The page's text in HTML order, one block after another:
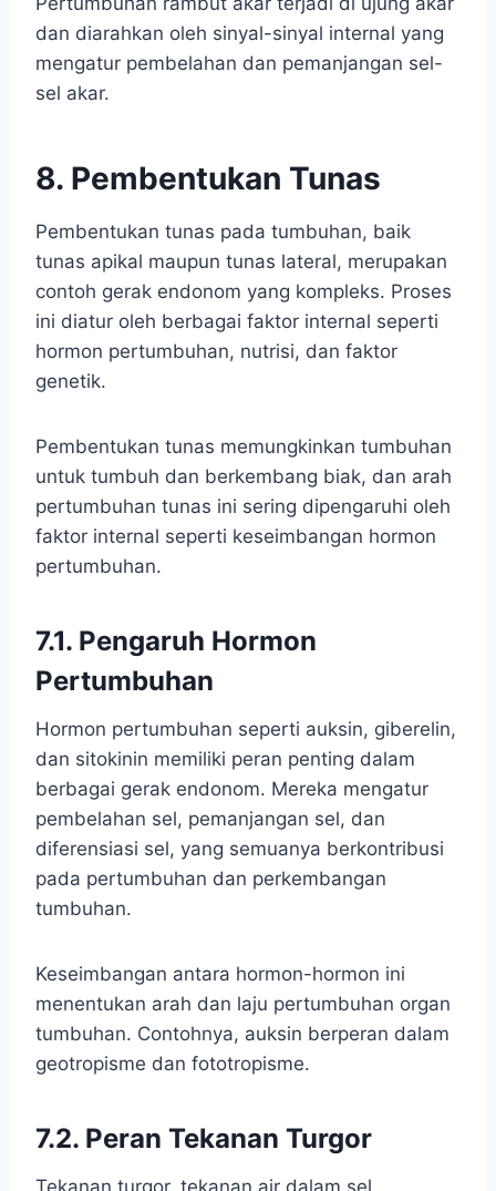
dan diarahkan oleh sinyal-sinyal internal yang
mengatur pembelahan dan pemanjangan sel-
sel akar.
8. Pembentukan Tunas
Pembentukan tunas pada tumbuhan, baik
tunas apikal maupun tunas lateral, merupakan
contoh gerak endonom yang kompleks. Proses
ini diatur oleh berbagai faktor internal seperti
hormon pertumbuhan, nutrisi, dan faktor
genetik.
Pembentukan tunas memungkinkan tumbuhan
untuk tumbuh dan berkembang biak, dan arah
pertumbuhan tunas ini sering dipengaruhi oleh
faktor internal seperti keseimbangan hormon
pertumbuhan.
7.1. Pengaruh Hormon
Pertumbuhan
Hormon pertumbuhan seperti auksin, giberelin,
dan sitokinin memiliki peran penting dalam
berbagai gerak endonom. Mereka mengatur
pembelahan sel, pemanjangan sel, dan
diferensiasi sel, yang semuanya berkontribusi
pada pertumbuhan dan perkembangan
tumbuhan.
Keseimbangan antara hormon-hormon ini
menentukan arah dan laju pertumbuhan organ
tumbuhan. Contohnya, auksin berperan dalam
geotropisme dan fototropisme.
7.2. Peran Tekanan Turgor